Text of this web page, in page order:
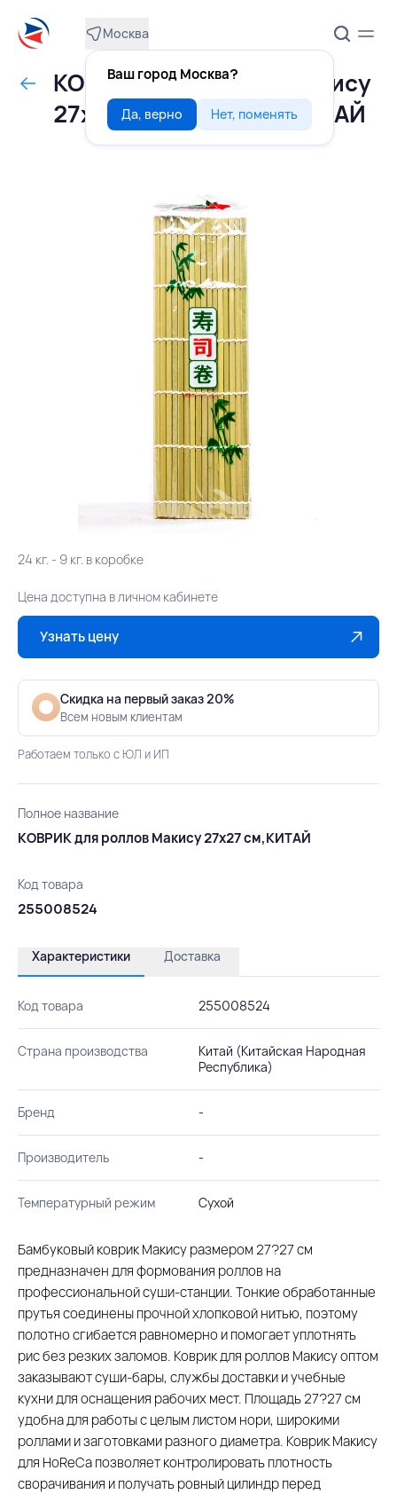
Москва
Ваш город Москва?
Да, верно Нет, поменять
КОВРИК для роллов Макису
27х27 см, NANTONG, КИТАЙ
24 кг. - 9 кг. в коробке
Цена доступна в личном кабинете
Узнать цену
Скидка на первый заказ 20%
Всем новым клиентам
Работаем только с ЮЛ и ИП
Полное название
КОВРИК для роллов Макису 27х27 см,КИТАЙ
Код товара
255008524
Характеристики Доставка
Код товара 255008524
Страна производства
Китай (Китайская Народная
Республика)
Бренд -
Производитель -
Температурный режим Сухой
Бамбуковый коврик Макису размером 27?27 см
предназначен для формования роллов на
профессиональной суши-станции. Тонкие обработанные
прутья соединены прочной хлопковой нитью, поэтому
полотно сгибается равномерно и помогает уплотнять
рис без резких заломов. Коврик для роллов Макису оптом
заказывают суши-бары, службы доставки и учебные
кухни для оснащения рабочих мест. Площадь 27?27 см
удобна для работы с целым листом нори, широкими
роллами и заготовками разного диаметра. Коврик Макису
для HoReCa позволяет контролировать плотность
сворачивания и получать ровный цилиндр перед